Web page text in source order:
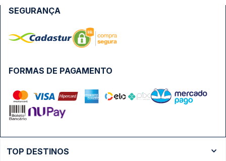
FORMAS DE PAGAMENTO
SEGURANÇA
TOP DESTINOS